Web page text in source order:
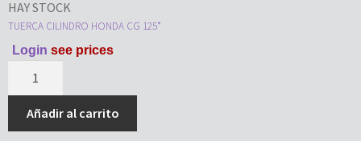
HAY STOCK
TUERCA CILINDRO HONDA CG 125*
Login see prices
Añadir al carrito